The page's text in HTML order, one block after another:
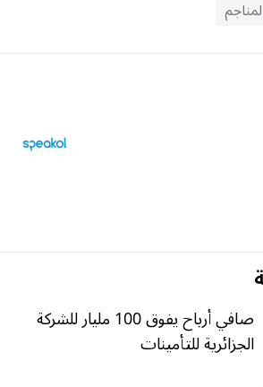
صافي أرباح يفوق 100 مليار للشركة
الجزائرية للتأمينات